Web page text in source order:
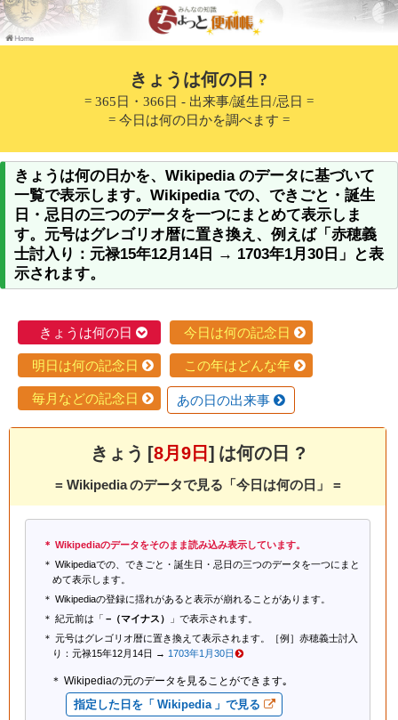
きょうは何の日 ?
= 365日・366日 - 出来事/誕生日/忌日 =
= 今日は何の日かを調べます =
きょうは何の日かを、Wikipedia のデータに基づいて
一覧で表示します。Wikipedia での、できごと・誕生
日・忌日の三つのデータを一つにまとめて表示しま
す。元号はグレゴリオ暦に置き換え、例えば「赤穂義
士討入り：元禄15年12月14日 → 1703年1月30日」と表
示されます。
きょうは何の日 今日は何の記念日
明日は何の記念日 この年はどんな年
毎月などの記念日 あの日の出来事
きょう [8月9日 ] は何の日 ?
= Wikipedia のデータで見る「今日は何の日」 =
Wikipediaのデータをそのまま読み込み表示しています。
Wikipediaでの、できごと・誕生日・忌日の三つのデータを一つにまと
めて表示します。
Wikipediaの登録に揺れがあると表示が崩れることがあります。
紀元前は「 −（マイナス）
」で表示されます。
元号はグレゴリオ暦に置き換えて表示されます。［例］赤穂義士討入
り：元禄15年12月14日 → 1703年1月30日
Wikipediaの元のデータを見ることができます｡
指定した日を「 Wikipedia 」で見る